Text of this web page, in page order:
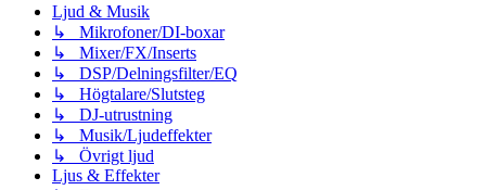
Ljud & Musik
↳ Mikrofoner/DI-boxar
↳ Mixer/FX/Inserts
↳ DSP/Delningsfilter/EQ
↳ Högtalare/Slutsteg
↳ DJ-utrustning
↳ Musik/Ljudeffekter
↳ Övrigt ljud
Ljus & Effekter